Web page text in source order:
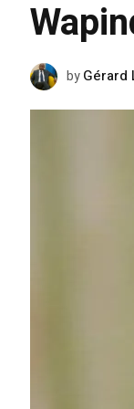
byGérard